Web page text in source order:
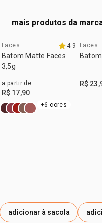
hydroxyhydrocinnamate,
contener: ci 77499, ci
mais produtos da
Faces 4.9
Batom Matte Faces
3,5g
a partir de
R$ 17,90
+6 cores
adicionar à sacola
Faces
R$